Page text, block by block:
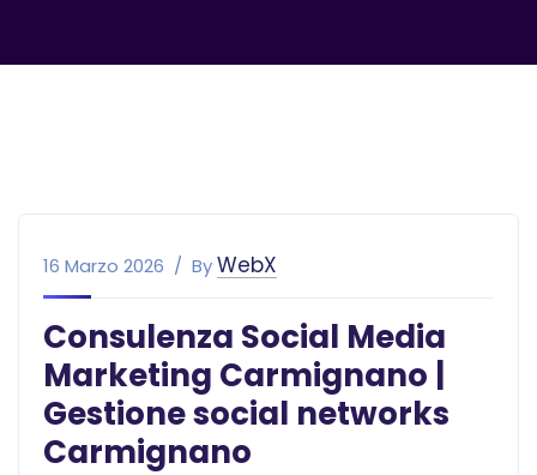
16 Marzo 2026 ByWebX
Consulenza Social Media
Marketing Carmignano |
Gestione social networks
Carmignano